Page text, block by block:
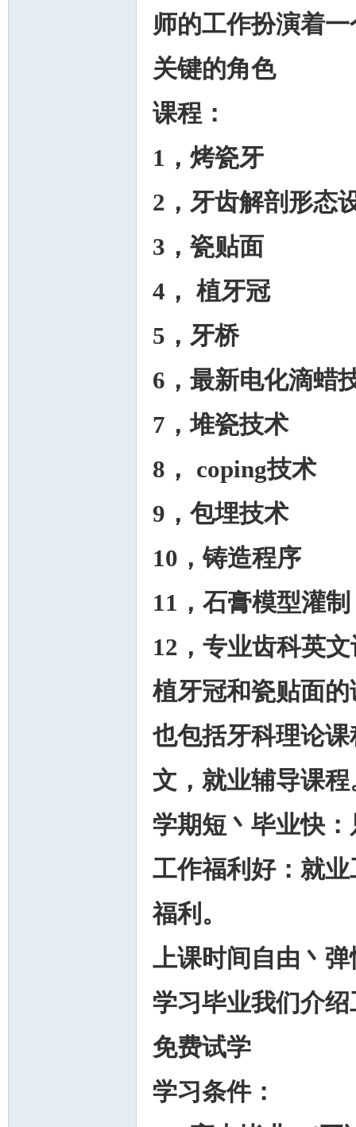
师的工作扮演着
关键的角色
课程：
1，烤瓷牙
2，牙齿解剖形态
3，瓷贴面
4 ， 植牙冠
5，牙桥
6，最新电化滴蜡
7，堆瓷技术
8， coping技术
9，包埋技术
10，铸造程序
11，石膏模型灌制
12，专业齿科英
植牙冠和瓷贴面
也包括牙科理论
文，就业辅导课程
学期短丶毕业快：
工作福利好：就
福利。
上课时间自由丶
学习毕业我们介绍
免费试学
学习 条件：